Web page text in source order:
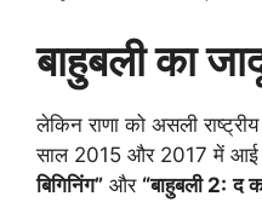
बाहुबली का
लेकिन राणा को असली
साल 2015 और 2017 में आई
बिगिनिंग” और “बाहुबली 2: द